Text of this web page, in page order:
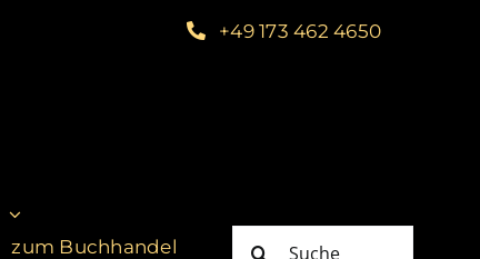
+49 173 462 4650
zum Buchhandel
Suche